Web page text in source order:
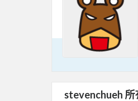
stevenchueh